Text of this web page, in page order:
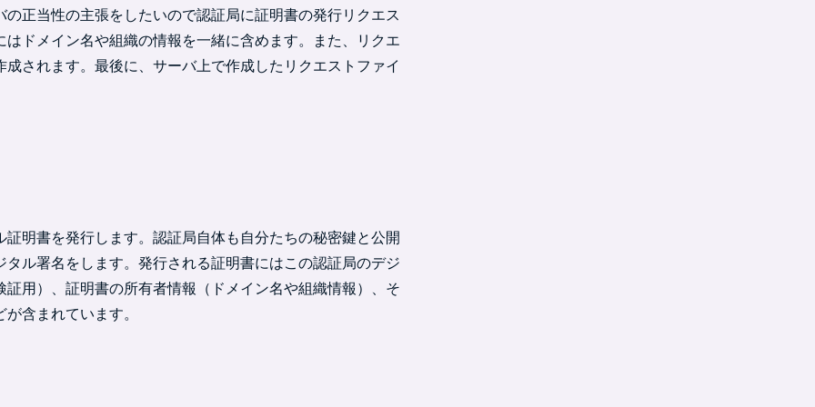
正当性の主張をしたいので認証局に証明書の発行リクエス
ドメイン名や組織の情報を一緒に含めます。また、リクエ
されます。最後に、サーバ上で作成したリクエストファイ
明書を発行します。認証局自体も自分たちの秘密鍵と公開
ル署名をします。発行される証明書にはこの認証局のデジ
用）、証明書の所有者情報（ドメイン名や組織情報）、そ
含まれています。